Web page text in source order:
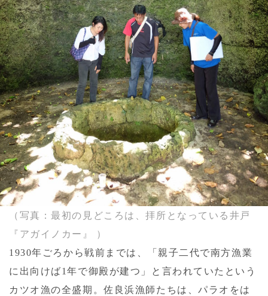
（写真：最初の見どころは、拝所となっている井戸
『アガイノカー』 ）
1930年ごろから戦前までは、「親子二代で南方漁業
に出向けば1年で御殿が建つ」と言われていたという
カツオ漁の全盛期。佐良浜漁師たちは、パラオをは